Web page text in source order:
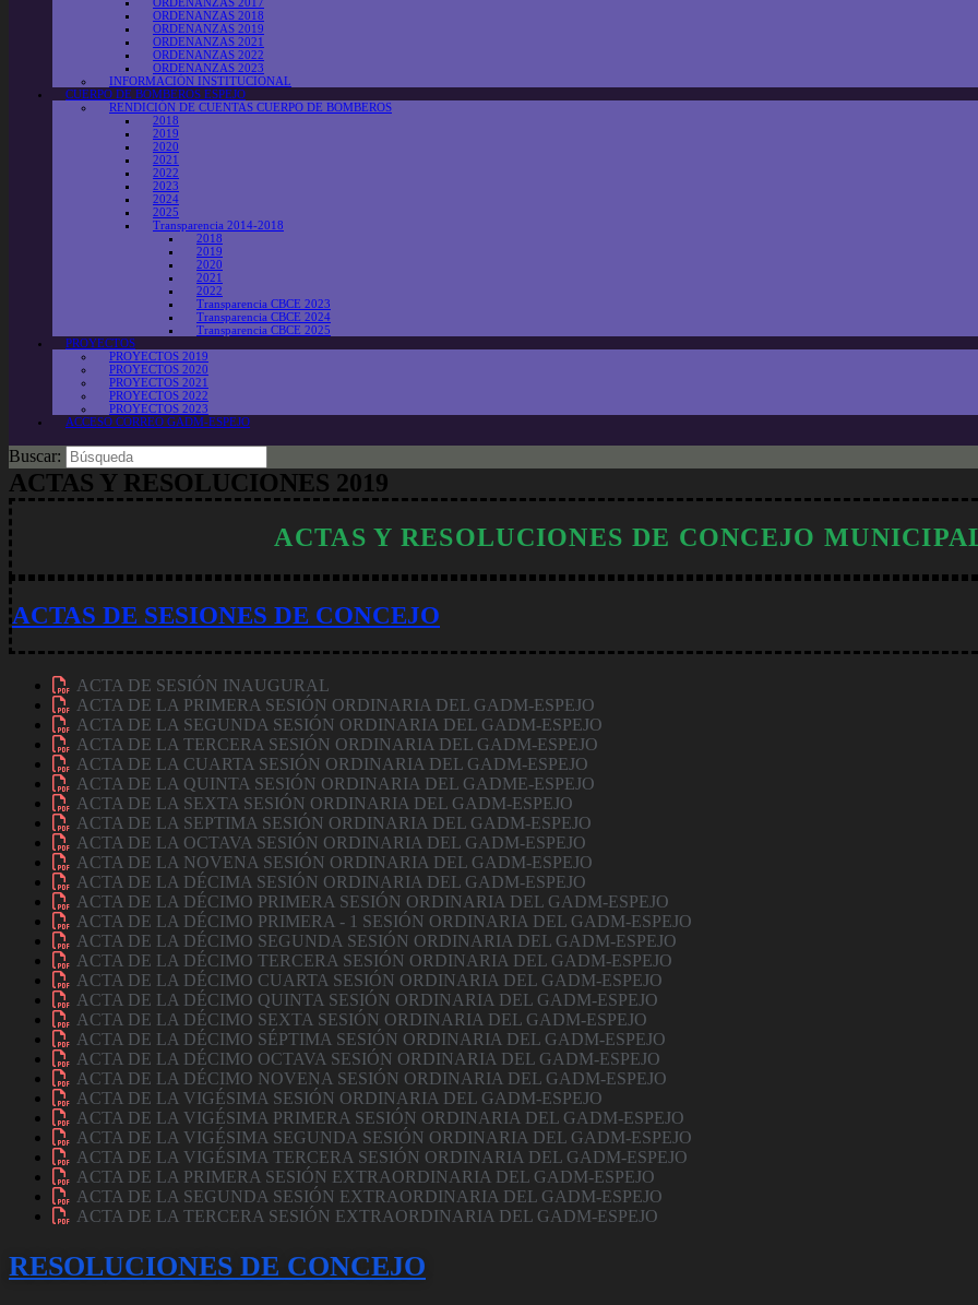
ORDENANZAS 2018
ORDENANZAS 2019
ORDENANZAS 2021
ORDENANZAS 2022
ORDENANZAS 2023
INFORMACIÓN INSTITUCIONAL
CUERPO DE BOMBEROS ESPEJO
RENDICIÓN DE CUENTAS CUERPO DE BOMBEROS
2018
2019
2020
2021
2022
2023
2024
2025
Transparencia 2014-2018
2018
2019
2020
2021
2022
Transparencia CBCE 2023
Transparencia CBCE 2024
Transparencia CBCE 2025
PROYECTOS
PROYECTOS 2019
PROYECTOS 2020
PROYECTOS 2021
PROYECTOS 2022
PROYECTOS 2023
ACCESO CORREO GADM-ESPEJO
Buscar:
ACTAS Y RESOLUCIONES 2019
ACTAS Y RESOLUCIONES DE CONCEJO
ACTAS DE SESIONES DE CONCEJO
ACTA DE SESIÓN INAUGURAL
ACTA DE LA PRIMERA SESIÓN ORDINARIA DEL GADM-ESPEJO
ACTA DE LA SEGUNDA SESIÓN ORDINARIA DEL GADM-ESPEJO
ACTA DE LA TERCERA SESIÓN ORDINARIA DEL GADM-ESPEJO
ACTA DE LA CUARTA SESIÓN ORDINARIA DEL GADM-ESPEJO
ACTA DE LA QUINTA SESIÓN ORDINARIA DEL GADME-ESPEJO
ACTA DE LA SEXTA SESIÓN ORDINARIA DEL GADM-ESPEJO
ACTA DE LA SEPTIMA SESIÓN ORDINARIA DEL GADM-ESPEJO
ACTA DE LA OCTAVA SESIÓN ORDINARIA DEL GADM-ESPEJO
ACTA DE LA NOVENA SESIÓN ORDINARIA DEL GADM-ESPEJO
ACTA DE LA DÉCIMA SESIÓN ORDINARIA DEL GADM-ESPEJO
ACTA DE LA DÉCIMO PRIMERA SESIÓN ORDINARIA DEL GADM-ESPEJO
ACTA DE LA DÉCIMO PRIMERA - 1 SESIÓN ORDINARIA DEL GADM-ESPEJO
ACTA DE LA DÉCIMO SEGUNDA SESIÓN ORDINARIA DEL GADM-ESPEJO
ACTA DE LA DÉCIMO TERCERA SESIÓN ORDINARIA DEL GADM-ESPEJO
ACTA DE LA DÉCIMO CUARTA SESIÓN ORDINARIA DEL GADM-ESPEJO
ACTA DE LA DÉCIMO QUINTA SESIÓN ORDINARIA DEL GADM-ESPEJO
ACTA DE LA DÉCIMO SEXTA SESIÓN ORDINARIA DEL GADM-ESPEJO
ACTA DE LA DÉCIMO SÉPTIMA SESIÓN ORDINARIA DEL GADM-ESPEJO
ACTA DE LA DÉCIMO OCTAVA SESIÓN ORDINARIA DEL GADM-ESPEJO
ACTA DE LA DÉCIMO NOVENA SESIÓN ORDINARIA DEL GADM-ESPEJO
ACTA DE LA VIGÉSIMA SESIÓN ORDINARIA DEL GADM-ESPEJO
ACTA DE LA VIGÉSIMA PRIMERA SESIÓN ORDINARIA DEL GADM-ESPEJO
ACTA DE LA VIGÉSIMA SEGUNDA SESIÓN ORDINARIA DEL GADM-ESPEJO
ACTA DE LA VIGÉSIMA TERCERA SESIÓN ORDINARIA DEL GADM-ESPEJO
ACTA DE LA PRIMERA SESIÓN EXTRAORDINARIA DEL GADM-ESPEJO
ACTA DE LA SEGUNDA SESIÓN EXTRAORDINARIA DEL GADM-ESPEJO
ACTA DE LA TERCERA SESIÓN EXTRAORDINARIA DEL GADM-ESPEJO
RESOLUCIONES DE CONCEJO